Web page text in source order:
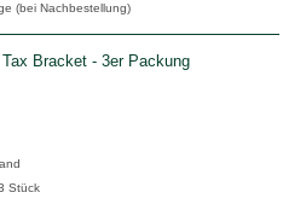
(bei Nachbestellung)
Bracket - 3er Packung
Stück